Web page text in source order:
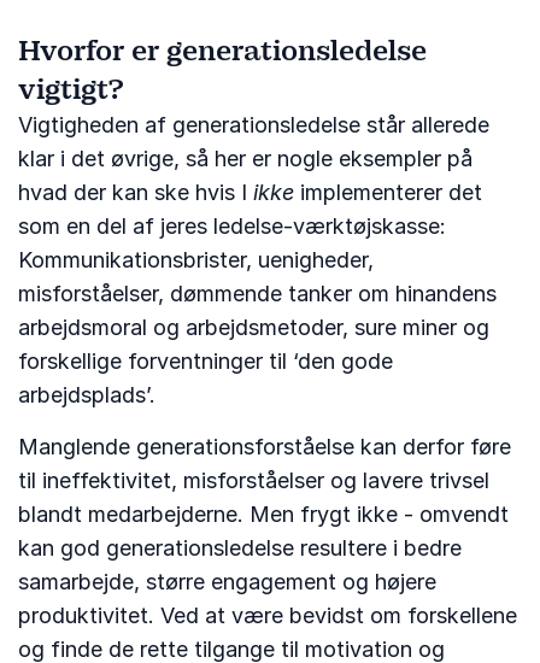
Hvorfor er generationsledelse
vigtigt?
Vigtigheden af generationsledelse står allerede
klar i det øvrige, så her er nogle eksempler på
hvad der kan ske hvis I ikke implementerer det
som en del af jeres ledelse-værktøjskasse:
Kommunikationsbrister, uenigheder,
misforståelser, dømmende tanker om hinandens
arbejdsmoral og arbejdsmetoder, sure miner og
forskellige forventninger til ‘den gode
arbejdsplads’.
Manglende generationsforståelse kan derfor føre
til ineffektivitet, misforståelser og lavere trivsel
blandt medarbejderne. Men frygt ikke - omvendt
kan god generationsledelse resultere i bedre
samarbejde, større engagement og højere
produktivitet. Ved at være bevidst om forskellene
og finde de rette tilgange til motivation og